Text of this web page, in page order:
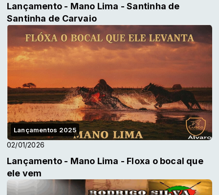
Lançamento - Mano Lima - Santinha de
Santinha de Carvaio
Lançamentos 2025
02/01/2026
Lançamento - Mano Lima - Floxa o bocal que
ele vem